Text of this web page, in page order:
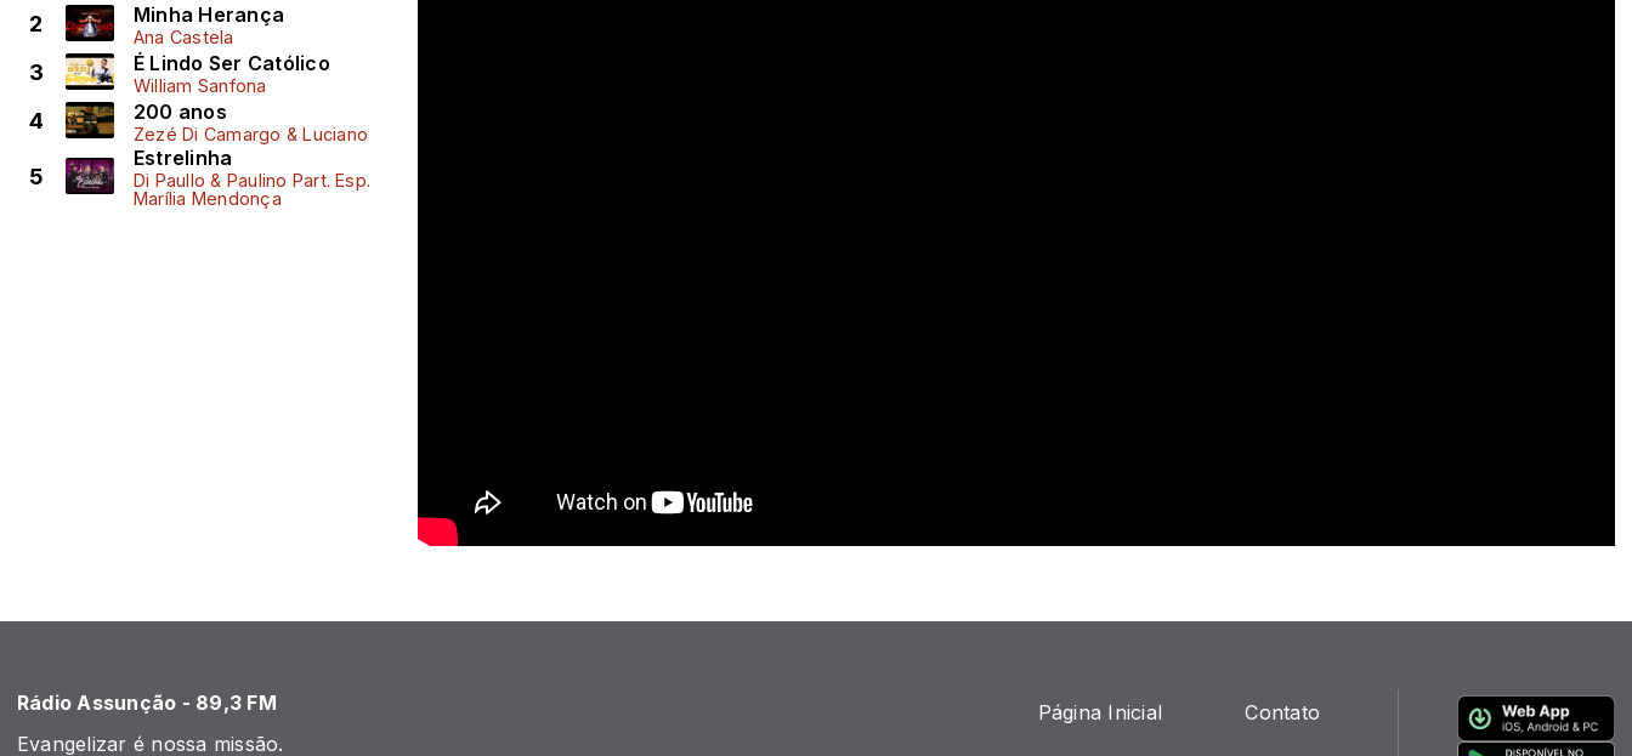
2 Minha Herança
Ana Castela
3 É Lindo Ser Católico
William Sanfona
4 200 anos
Zezé Di Camargo & Luciano
5
Estrelinha
Di Paullo & Paulino Part. Esp.
Marília Mendonça
Rádio Assunção - 89,3 FM
Evangelizar é nossa missão.
Página Inicial Contato